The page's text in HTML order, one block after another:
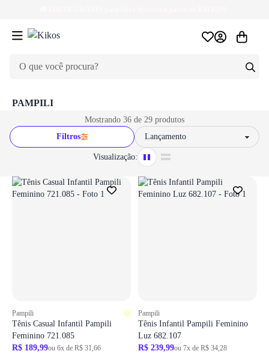
PAMPILI
Mostrando 36 de 29 produtos
Filtros
Sort by
Visualização:
Pampili
Tênis Casual Infantil Pampili
Feminino 721.085
R$ 189,99ou 6x de R$ 31,66
Pampili
Tênis Infantil Pampili Feminino
Luz 682.107
R$ 239,99ou 7x de R$ 34,28
Login necessário
Faça o login para adicionar o produto aos favoritos
Login necessário
Faça o login para adicionar o produto